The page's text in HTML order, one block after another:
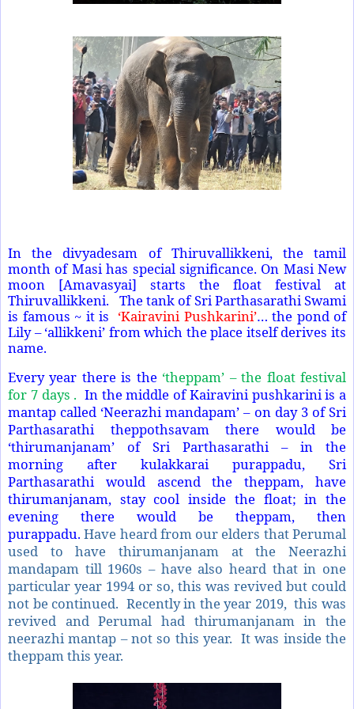
In the divyadesam of Thiruvallikkeni, the tamil
month of Masi has special significance. On Masi New
moon [Amavasyai] starts the float festival at
Thiruvallikkeni. The tank of Sri Parthasarathi Swami
is famous ~ it is ‘Kairavini Pushkarini’… the pond of
Lily – ‘allikkeni’ from which the place itself derives its
name.
Every year there is the ‘theppam’ – the float festival
for 7 days . In the middle of Kairavini pushkarini is a
mantap called ‘Neerazhi mandapam’ – on day 3 of Sri
Parthasarathi theppothsavam there would be
‘thirumanjanam’ of Sri Parthasarathi – in the
morning after kulakkarai purappadu, Sri
Parthasarathi would ascend the theppam, have
thirumanjanam, stay cool inside the float; in the
evening there would be theppam, then
purappadu. Have heard from our elders that Perumal
used to have thirumanjanam at the Neerazhi
mandapam till 1960s – have also heard that in one
particular year 1994 or so, this was revived but could
not be continued. Recently in the year 2019, this was
revived and Perumal had thirumanjanam in the
neerazhi mantap – not so this year. It was inside the
theppam this year.